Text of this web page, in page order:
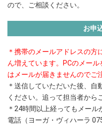
ので、ご相談ください。
お申
＊携帯のメールアドレスの方
ん増えています。PCのメー
はメールが届きませんのでご
＊送信していただいた後、自
ください。追って担当者から
＊24時間以上経ってもメー
電話（ヨーガ・ヴィハーラ